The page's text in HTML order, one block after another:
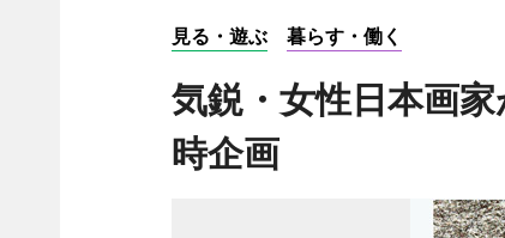
見る・遊ぶ 暮らす・働く
気鋭・女性日本画
時企画